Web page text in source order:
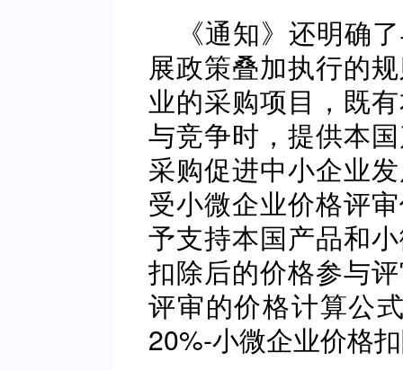
《通知》还明确
展政策叠加执行的
业的采购项目，既
与竞争时，提供本
采购促进中小企业
受小微企业价格评
予支持本国产品和
扣除后的价格参与
评审的价格计算公
20%-小微企业价格